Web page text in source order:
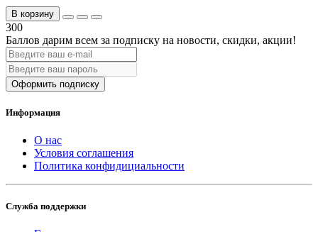
В корзину
300
Баллов дарим всем за подписку на новости, скидки, акции!
Оформить подписку
Информация
О нас
Условия соглашения
Политика конфидициальности
Служба поддержки